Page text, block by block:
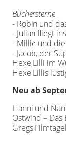
Büchersterne
- Robin und
- Julian fliegt
- Millie und
- Jacob, der
Hexe Lilli im
Hexe Lillis
Neu ab
Hanni und
Ostwind – Das
Gregs